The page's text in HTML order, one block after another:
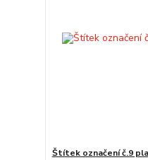
Štítek označení č.9